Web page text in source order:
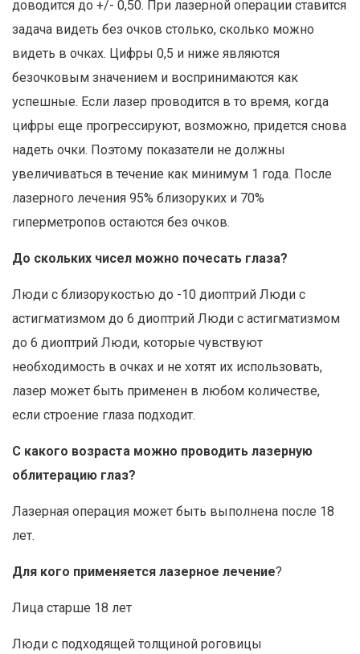
доводится до +/- 0,50. При лазерной операции ставится
задача видеть без очков столько, сколько можно
видеть в очках. Цифры 0,5 и ниже являются
безочковым значением и воспринимаются как
успешные. Если лазер проводится в то время, когда
цифры еще прогрессируют, возможно, придется снова
надеть очки. Поэтому показатели не должны
увеличиваться в течение как минимум 1 года. После
лазерного лечения 95% близоруких и 70%
гиперметропов остаются без очков.
До скольких чисел можно почесать глаза?
Люди с близорукостью до -10 диоптрий Люди с
астигматизмом до 6 диоптрий Люди с астигматизмом
до 6 диоптрий Люди, которые чувствуют
необходимость в очках и не хотят их использовать,
лазер может быть применен в любом количестве,
если строение глаза подходит.
С какого возраста можно проводить лазерную
облитерацию глаз?
Лазерная операция может быть выполнена после 18
лет.
Для кого применяется лазерное лечение?
Лица старше 18 лет
Люди с подходящей толщиной роговицы